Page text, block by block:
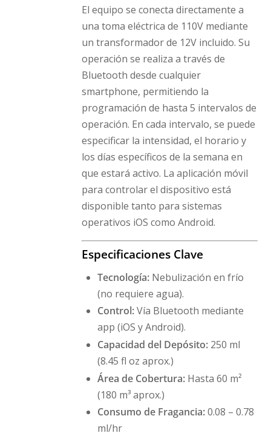
El equipo se conecta directamente a
una toma eléctrica de 110V mediante
un transformador de 12V incluido. Su
operación se realiza a través de
Bluetooth desde cualquier
smartphone, permitiendo la
programación de hasta 5 intervalos de
operación. En cada intervalo, se puede
especificar la intensidad, el horario y
los días específicos de la semana en
que estará activo. La aplicación móvil
para controlar el dispositivo está
disponible tanto para sistemas
operativos iOS como Android.
Especificaciones Clave
Tecnología:Nebulización en frío
(no requiere agua).
Control:Vía Bluetooth mediante
app (iOS y Android).
Capacidad del Depósito:250 ml
(8.45 fl oz aprox.)
Área de Cobertura:Hasta 60 m²
(180 m³ aprox.)
Consumo de Fragancia:0.08 – 0.78
ml/hr